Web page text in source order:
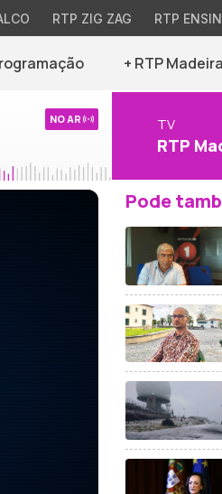
RTP ZIG ZAG RTP
+ RTP Madeira
NO AR TV
RTP
Pode